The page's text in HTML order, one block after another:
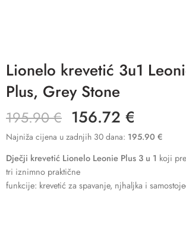
Lionelo krevetić 3u1
Plus, Grey Stone
195.90€ 156.72 €
Najniža cijena u zadnjih 30 dana: 195.90 €
Dječji krevetić Lionelo Leonie Plus 3 u 1 koji
tri iznimno praktične
funkcije: krevetić za spavanje, njhaljka i